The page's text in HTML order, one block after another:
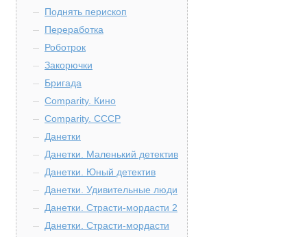
Поднять перископ
Переработка
Роботрок
Закорючки
Бригада
Comparity. Кино
Comparity. СССР
Данетки
Данетки. Маленький детектив
Данетки. Юный детектив
Данетки. Удивительные люди
Данетки. Страсти-мордасти 2
Данетки. Страсти-мордасти